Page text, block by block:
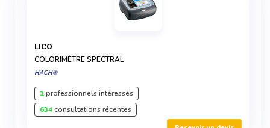
LICO
COLORIMÈTRE SPECTRAL
HACH®
1professionnels intéressés
634consultations récentes